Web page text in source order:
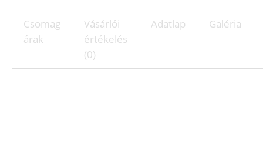
Csomag
árak
Vásárlói
értékelés
(0)
Adatlap Galéria